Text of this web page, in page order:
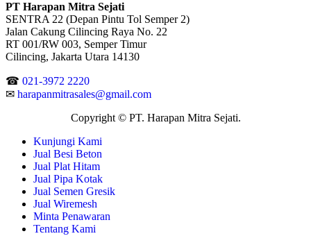
PT Harapan Mitra Sejati
SENTRA 22 (Depan Pintu Tol Semper 2)
Jalan Cakung Cilincing Raya No. 22
RT 001/RW 003, Semper Timur
Cilincing, Jakarta Utara 14130
☎ 021-3972 2220
✉ harapanmitrasales@gmail.com
Copyright © PT. Harapan Mitra Sejati.
Kunjungi Kami
Jual Besi Beton
Jual Plat Hitam
Jual Pipa Kotak
Jual Semen Gresik
Jual Wiremesh
Minta Penawaran
Tentang Kami